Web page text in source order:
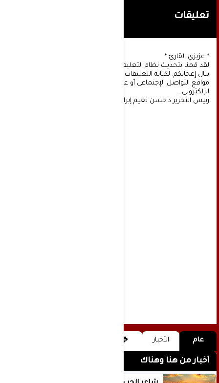
تعليقات
* عزيزي القارئ *
لقد قمنا بتحديث نظام التعليقات على موقعنا، ونأمل أن
ينال إعجابكم. لكتابة التعليقات يجب أولا التسجيل عن طريق
مواقع التواصل الإجتماعي أو عن طريق خدمة البريد
الإلكتروني...
رئيس التحرير د:حسن نعيم إبراهيم.
عام الأخبار
أخبار من هنا وهناك